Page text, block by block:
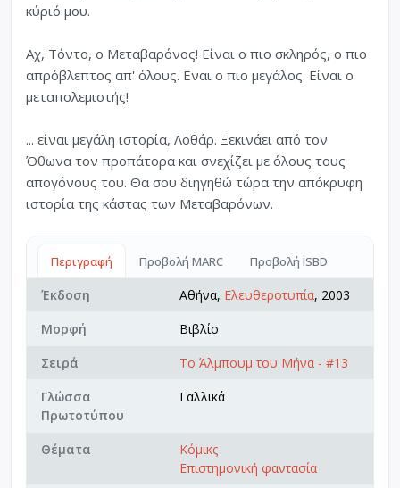
κύριό μου.
Αχ, Τόντο, ο Μεταβαρόνος! Είναι ο πιο σκληρός, ο πιο
απρόβλεπτος απ' όλους. Εναι ο πιο μεγάλος. Είναι ο
μεταπολεμιστής!
... είναι μεγάλη ιστορία, Λοθάρ. Ξεκινάει από τον
Όθωνα τον προπάτορα και σνεχίζει με όλους τους
απογόνους του. Θα σου διηγηθώ τώρα την απόκρυφη
ιστορία της κάστας των Μεταβαρόνων.
Περιγραφή Προβολή MARC Προβολή ISBD
Έκδοση Αθήνα, Ελευθεροτυπία, 2003
Μορφή
Βιβλίο
Σειρά
Το Άλμπουμ του Μήνα - #13
Γλώσσα
Πρωτοτύπου
Γαλλικά
Θέματα
Κόμικς
Επιστημονική φαντασία